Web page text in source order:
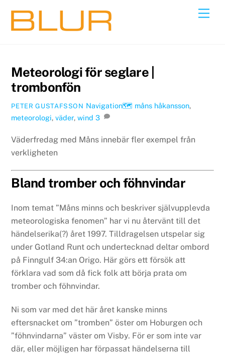
content
Meteorologi för seglare |
trombonfön
PETER GUSTAFSSON Navigation🗺 måns håkansson,
meteorologi,väder,wind 3
Väderfredag med Måns innebär fler exempel från
verkligheten
Bland tromber och föhnvindar
Inom temat ”Måns minns och beskriver självupplevda
meteorologiska fenomen” har vi nu återvänt till det
händelserika(?) året 1997. Tilldragelsen utspelar sig
under Gotland Runt och undertecknad deltar ombord
på Finngulf 34:an Origo. Här görs ett försök att
förklara vad som då fick folk att börja prata om
tromber och föhnvindar.
Ni som var med det här året kanske minns
eftersnacket om ”tromben” öster om Hoburgen och
”föhnvindarna” väster om Visby. För er som inte var
där, eller möjligen har förpassat händelserna till